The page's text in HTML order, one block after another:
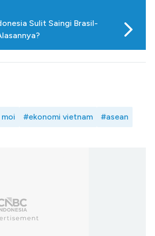
Sulit Saingi Brasil-
#ekonomi vietnam #asean